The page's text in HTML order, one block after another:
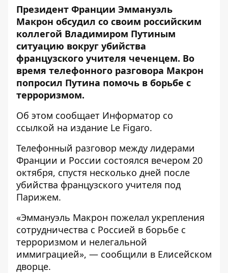
Президент Франции Эммануэль
Макрон обсудил со своим российским
коллегой Владимиром Путиным
ситуацию вокруг убийства
французского учителя чеченцем. Во
время телефонного разговора Макрон
попросил Путина помочь в борьбе с
терроризмом.
Об этом сообщает Информатор со
ссылкой на издание Le Figaro.
Телефонный разговор между лидерами
Франции и России состоялся вечером 20
октября, спустя несколько дней после
убийства французского учителя под
Парижем.
«Эммануэль Макрон пожелал укрепления
сотрудничества с Россией в борьбе с
терроризмом и нелегальной
иммиграцией», — сообщили в Елисейском
дворце.